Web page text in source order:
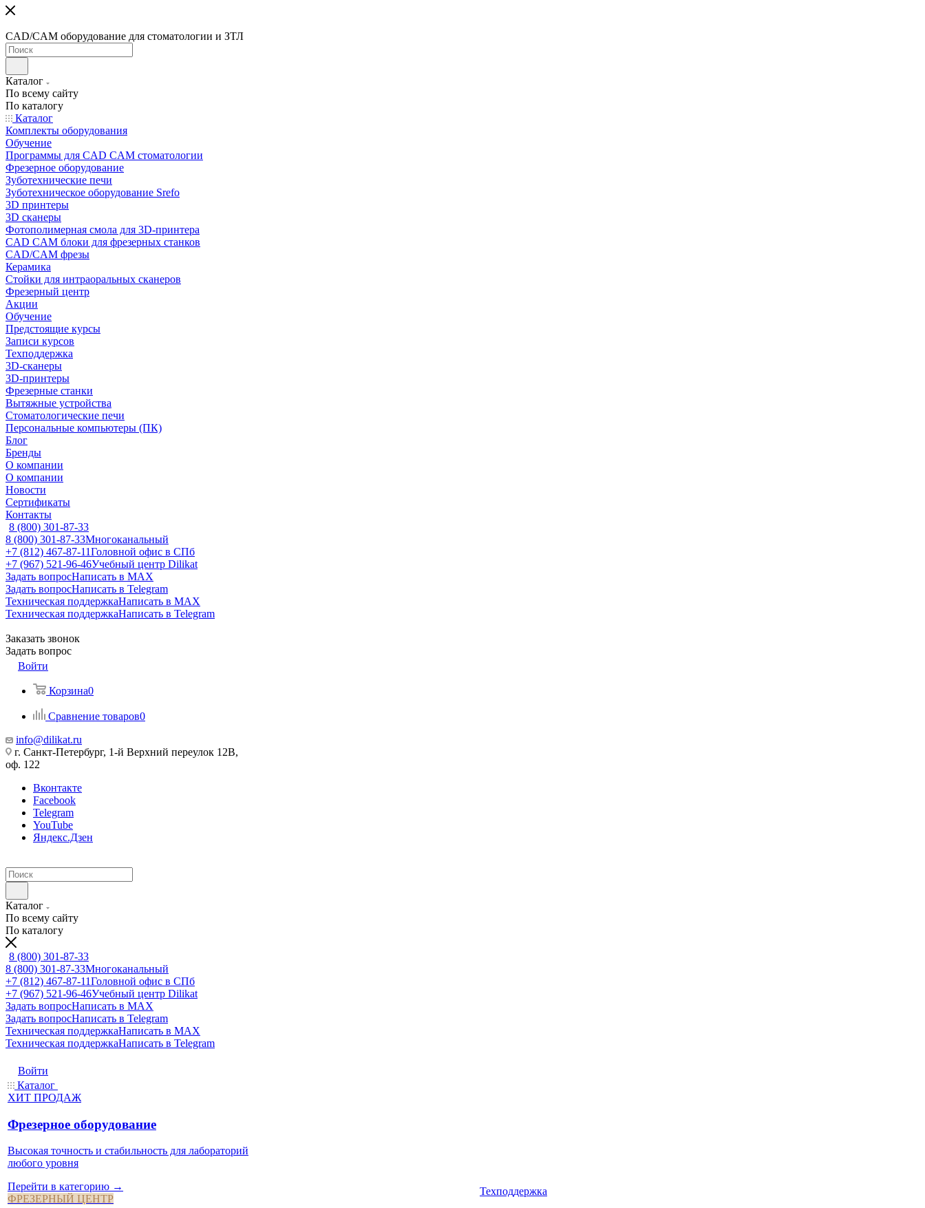
CAD/CAM оборудование для стоматологии и ЗТЛ
Каталог
По всему сайту
По каталогу
Каталог
Комплекты оборудования
Обучение
Программы для CAD CAM стоматологии
Фрезерное оборудование
Зуботехнические печи
Зуботехническое оборудование Srefo
3D принтеры
3D сканеры
Фотополимерная смола для 3D-принтера
CAD CAM блоки для фрезерных станков
CAD/CAM фрезы
Керамика
Стойки для интраоральных сканеров
Фрезерный центр
Акции
Обучение
Предстоящие курсы
Записи курсов
Техподдержка
3D-сканеры
3D-принтеры
Фрезерные станки
Вытяжные устройства
Стоматологические печи
Персональные компьютеры (ПК)
Блог
Бренды
О компании
О компании
Новости
Сертификаты
Контакты
8 (800) 301-87-33
8 (800) 301-87-33Многоканальный
+7 (812) 467-87-11Головной офис в СПб
+7 (967) 521-96-46Учебный центр Dilikat
Задать вопросНаписать в MAX
Задать вопросНаписать в Telegram
Техническая поддержкаНаписать в MAX
Техническая поддержкаНаписать в Telegram
Заказать звонок
Задать вопрос
Войти
Корзина0
Сравнение товаров0
info@dilikat.ru
г. Санкт-Петербург, 1-й Верхний переулок 12В,
оф. 122
Вконтакте
Facebook
Telegram
YouTube
Яндекс.Дзен
Каталог
По всему сайту
По каталогу
8 (800) 301-87-33
8 (800) 301-87-33Многоканальный
+7 (812) 467-87-11Головной офис в СПб
+7 (967) 521-96-46Учебный центр Dilikat
Задать вопросНаписать в MAX
Задать вопросНаписать в Telegram
Техническая поддержкаНаписать в MAX
Техническая поддержкаНаписать в Telegram
Войти
Каталог
ХИТ ПРОДАЖ
Фрезерное оборудование
Высокая точность и стабильность для лабораторий
любого уровня
Перейти в категорию →
ФРЕЗЕРНЫЙ ЦЕНТР
Техподдержка